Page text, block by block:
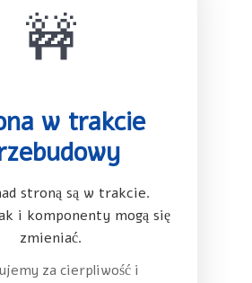
🚧
w trakcie
stroną są w trakcie.
i komponenty mogą się
zmieniać.
za cierpliwość i